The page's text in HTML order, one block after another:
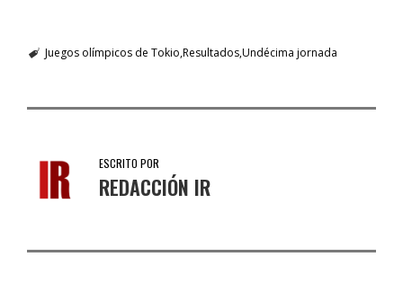
Juegos olímpicos de Tokio ResultadosUndécima jornada
ESCRITO POR
REDACCIÓN IR